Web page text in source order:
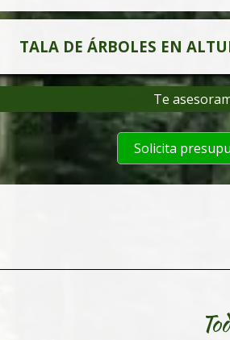
TALA DE ÁRBOLES EN
Te
Solicita